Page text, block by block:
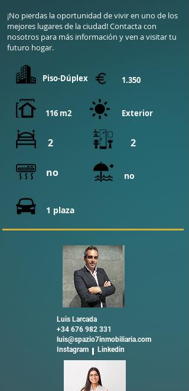
¡No pierdas la oportunidad de vivir en uno de los
mejores lugares de la ciudad! Contacta con
nosotros para más información y ven a visitar tu
futuro hogar.
Piso-Dúplex 1.350
116 m2
2
no
Exterior
2
no
1 plaza
Luis Larcada
+34 676 982 331
luis@spazio7inmobiliaria.com
Instagram Linkedin